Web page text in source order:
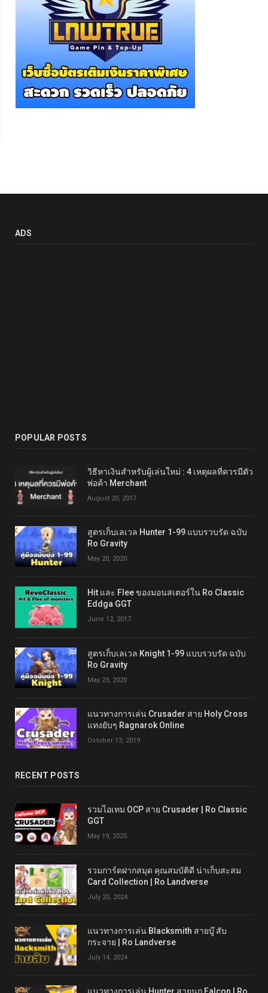
ADS
POPULAR POSTS
วิธีหาเงินสำหรับผู้เล่นใหม่ : 4 เหตุผลที่ควรมีตัว
พ่อค้า Merchant
August 20, 2017
สูตรเก็บเลเวล Hunter 1-99 แบบรวบรัด ฉบับ
Ro Gravity
May 20, 2020
Hit และ Flee ของมอนสเตอร์ใน Ro Classic
Eddga GGT
June 12, 2017
สูตรเก็บเลเวล Knight 1-99 แบบรวบรัด ฉบับ
Ro Gravity
May 23, 2020
แนวทางการเล่น Crusader สาย Holy Cross
แทงยับๆ Ragnarok Online
October 13, 2019
RECENT POSTS
รวมไอเทม OCP สาย Crusader | Ro Classic
GGT
May 19, 2025
รวมการ์ดฝากสมุด คุณสมบัติดี น่าเก็บสะสม
Card Collection | Ro Landverse
July 20, 2024
แนวทางการเล่น Blacksmith สายบู๊ สับ
กระจาย | Ro Landverse
July 14, 2024